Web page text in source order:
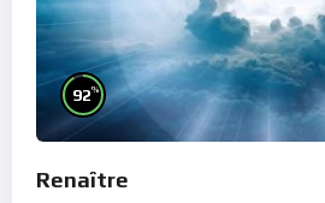
92%
Renaître